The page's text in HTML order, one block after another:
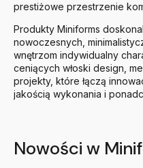
prestiżowe przestrzenie
Produkty Miniforms
nowoczesnych,
wnętrzom indywidualny
ceniących włoski design,
projekty, które łączą
jakością wykonania i
Nowości w